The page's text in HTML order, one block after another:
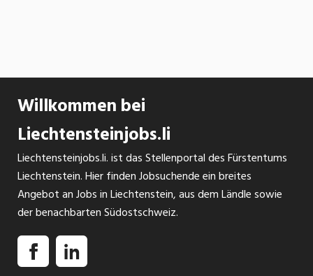
Willkommen bei
Liechtensteinjobs.li
Liechtensteinjobs.li. ist das Stellenportal des Fürstentums
Liechtenstein. Hier finden Jobsuchende ein breites
Angebot an Jobs in Liechtenstein, aus dem Ländle sowie
der benachbarten Südostschweiz.